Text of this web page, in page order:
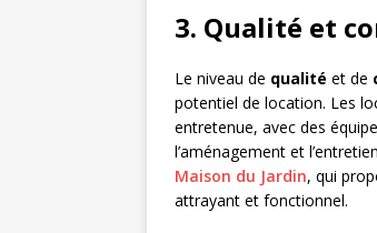
3. Qualité et
Le niveau de qualité et de
potentiel de location. Les
entretenue, avec des
l’aménagement et
Maison du Jardin, qui
attrayant et fonctionnel.